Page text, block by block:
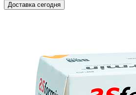
Доставка сегодня